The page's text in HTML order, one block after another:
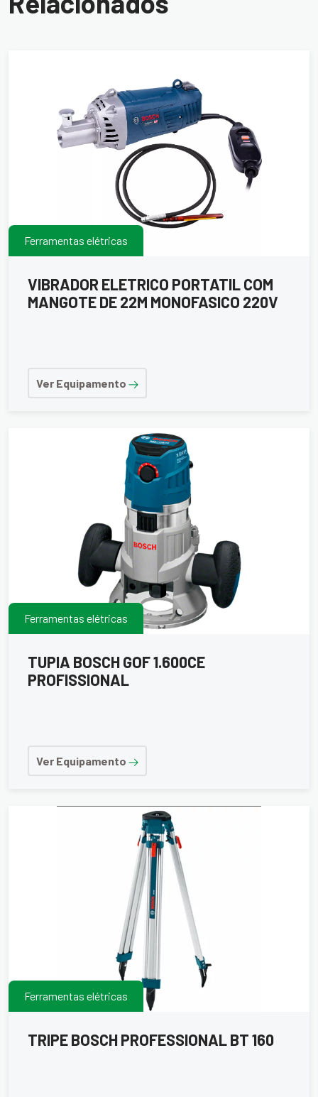
Ferramentas elétricas
VIBRADOR ELETRICO PORTATIL COM
MANGOTE DE 22M MONOFASICO 220V
Ver Equipamento
Ferramentas elétricas
TUPIA BOSCH GOF 1.600CE
PROFISSIONAL
Ver Equipamento
Ferramentas elétricas
TRIPE BOSCH PROFESSIONAL BT 160